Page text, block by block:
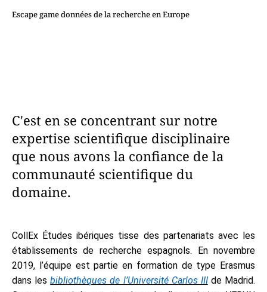
Escape game données de la recherche en Europe
C'est en se concentrant sur notre
expertise scientifique disciplinaire
que nous avons la confiance de la
communauté scientifique du
domaine.
CollEx Études ibériques tisse des partenariats avec les
établissements de recherche espagnols. En novembre
2019, l’équipe est partie en formation de type Erasmus
dans lesbibliothèques de l’Université Carlos III de Madrid.